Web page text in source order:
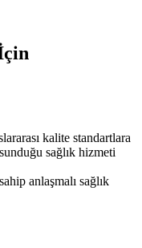
kalite standartlara
sağlık hizmeti
anlaşmalı sağlık